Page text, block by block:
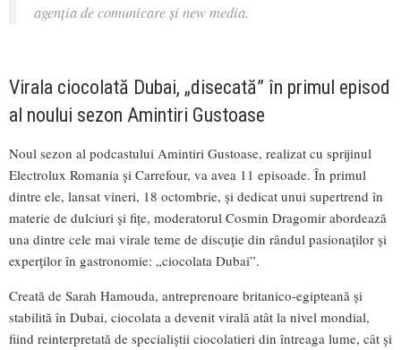
agenția de comunicare și new media.
Virala ciocolată Dubai, „disecată” în primul episod
al noului sezon Amintiri Gustoase
Noul sezon al podcastului Amintiri Gustoase, realizat cu sprijinul
Electrolux Romania și Carrefour, va avea 11 episoade. În primul
dintre ele, lansat vineri, 18 octombrie, și dedicat unui supertrend în
materie de dulciuri și fițe, moderatorul Cosmin Dragomir abordează
una dintre cele mai virale teme de discuție din rândul pasionaților și
experților în gastronomie: „ciocolata Dubai”.
Creată de Sarah Hamouda, antreprenoare britanico-egipteană și
stabilită în Dubai, ciocolata a devenit virală atât la nivel mondial,
fiind reinterpretată de specialiștii ciocolatieri din întreaga lume, cât și